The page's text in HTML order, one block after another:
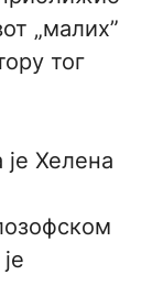
„малих”
тог
Хелена